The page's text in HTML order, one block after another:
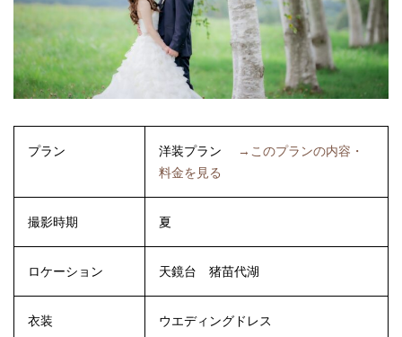
プラン 洋装プラン
→このプランの内容・
料金を見る
撮影時期 夏
ロケーション 天鏡台 猪苗代湖
衣装 ウエディングドレス